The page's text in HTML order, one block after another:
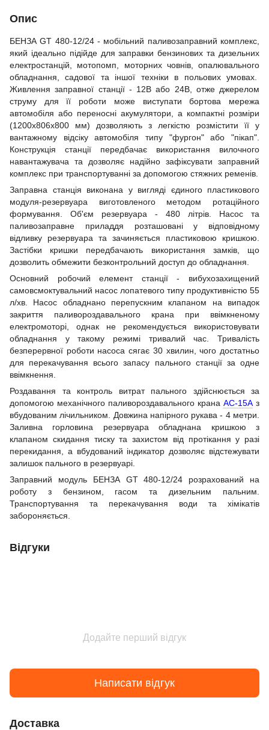
Опис
БЕНЗА GT 480-12/24 - мобільний паливозаправний комплекс,
який ідеально підійде для заправки бензинових та дизельних
електростанцій, мотопомп, моторних човнів, опалювального
обладнання, садової та іншої техніки в польових умовах.
Живлення заправної станції - 12В або 24В, отже джерелом
струму для її роботи може виступати бортова мережа
автомобіля або переносні акумулятори, а компактні розміри
(1200х806х800 мм) дозволяють з легкістю розмістити її у
вантажному відсіку автомобіля типу "фургон" або "пікап".
Конструкція станції передбачає використання вилочного
навантажувача та дозволяє надійно зафіксувати заправний
комплекс при транспортуванні за допомогою стяжних ременів.
Заправна станція виконана у вигляді єдиного пластикового
модуля-резервуара виготовленого методом ротаційного
формування. Об'єм резервуара - 480 літрів. Насос та
паливозаправне приладдя розташовані у відповідному
відливку резервуара та зачиняється пластиковою кришкою.
Застібки кришки передбачають використання замків, що
дозволить обмежити безконтрольний доступ до обладнання.
Основний робочий елемент станції - вибухозахищений
самовсмоктувальний насос лопатевого типу продуктивністю 55
л/хв. Насос обладнано перепускним клапаном на випадок
закриття паливороздавального крана при ввімкненому
електромоторі, однак не рекомендується використовувати
обладнання у такому режимі тривалий час. Тривалість
безперервної роботи насоса сягає 30 хвилин, чого достатньо
для перекачування всього запасу пального станції за одне
ввімкнення.
Роздавання та контроль витрат пального здійснюється за
допомогою механічного паливороздавального крана АС-15А з
вбудованим лічильником. Довжина напірного рукава - 4 метри.
Заливна горловина резервуара обладнана кришкою з
клапаном скидання тиску та захистом від протікання у разі
перекидання, а вбудований індикатор дозволяє відстежувати
залишок пального в резервуарі.
Заправний модуль БЕНЗА GT 480-12/24 розрахований на
роботу з бензином, гасом та дизельним пальним.
Транспортування та перекачування води та хімікатів
забороняється.
Відгуки
Додайте перший відгук
Написати відгук
Доставка